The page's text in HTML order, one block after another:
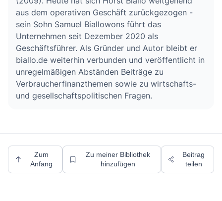
aus dem operativen Geschäft zurückgezogen -
sein Sohn Samuel Biallowons führt das
Unternehmen seit Dezember 2020 als
Geschäftsführer. Als Gründer und Autor bleibt er
biallo.de weiterhin verbunden und veröffentlicht in
unregelmäßigen Abständen Beiträge zu
Verbraucherfinanzthemen sowie zu wirtschafts-
und gesellschaftspolitischen Fragen.
Zum
Anfang
Zu meiner Bibliothek
hinzufügen
Beitrag
teilen